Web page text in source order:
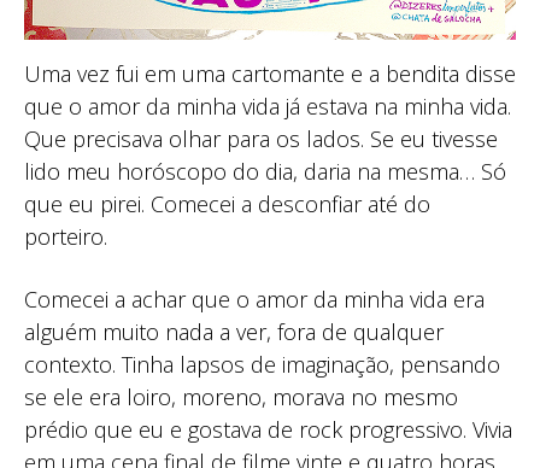
Uma vez fui em uma cartomante e a bendita disse
que o amor da minha vida já estava na minha vida.
Que precisava olhar para os lados. Se eu tivesse
lido meu horóscopo do dia, daria na mesma… Só
que eu pirei. Comecei a desconfiar até do
porteiro.
Comecei a achar que o amor da minha vida era
alguém muito nada a ver, fora de qualquer
contexto. Tinha lapsos de imaginação, pensando
se ele era loiro, moreno, morava no mesmo
prédio que eu e gostava de rock progressivo. Vivia
em uma cena final de filme vinte e quatro horas